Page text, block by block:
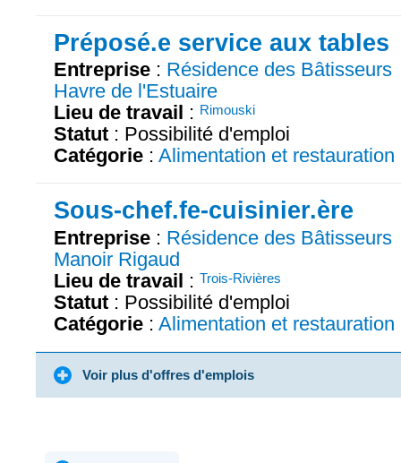
Préposé.e service aux tables
Entreprise : Résidence des Bâtisseurs
Havre de l'Estuaire
Lieu de travail : Rimouski
Statut : Possibilité d'emploi
Catégorie : Alimentation et restauration
Sous-chef.fe-cuisinier.ère
Entreprise : Résidence des Bâtisseurs
Manoir Rigaud
Lieu de travail : Trois-Rivières
Statut : Possibilité d'emploi
Catégorie : Alimentation et restauration
Voir plus d'offres d'emplois